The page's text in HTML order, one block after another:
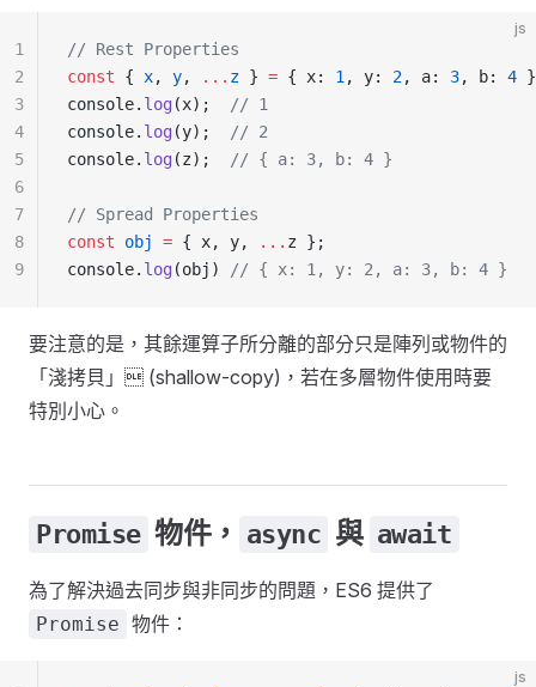
js
// Rest Properties
const { x, y, ... z } = { x: 1 , y: 2, a: 3, b: 4 }
console. log (x);
// 1
console. log (y);
// 2
console. log (z); // { a: 3, b: 4 }
// Spread Properties
const obj = { x, y, ... z };
console. log (obj) // { x: 1, y: 2, a: 3, b: 4 }
1
2
3
4
5
6
7
8
9
要注意的是，其餘運算子所分離的部分只是陣列或物件的
「淺拷貝」 (shallow-copy)，若在多層物件使用時要
特別小心。
Promise 物件， async 與 await
為了解決過去同步與非同步的問題，ES6 提供了
Promise 物件：
js